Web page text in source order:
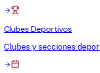
Clubes Deportivos
Clubes y secciones